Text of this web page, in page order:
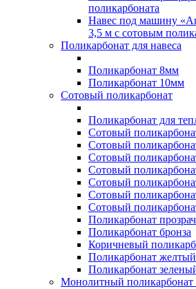
поликарбоната
Навес под машину
3,5 м с сотовым
Поликарбонат для навеса
Поликарбонат 8мм
Поликарбонат 10мм
Сотовый поликарбонат
Поликарбонат для
Сотовый
Сотовый
Сотовый
Сотовый
Сотовый
Сотовый
Сотовый
Поликарбонат
Поликарбонат бронза
Коричневый
Поликарбонат желтый
Поликарбонат
Монолитный